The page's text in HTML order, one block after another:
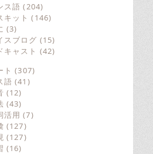
ス語 (204)
キット (146)
(3)
スブログ (15)
キャスト (42)
ト (307)
語 (41)
(12)
(43)
活用 (7)
(127)
(127)
(16)